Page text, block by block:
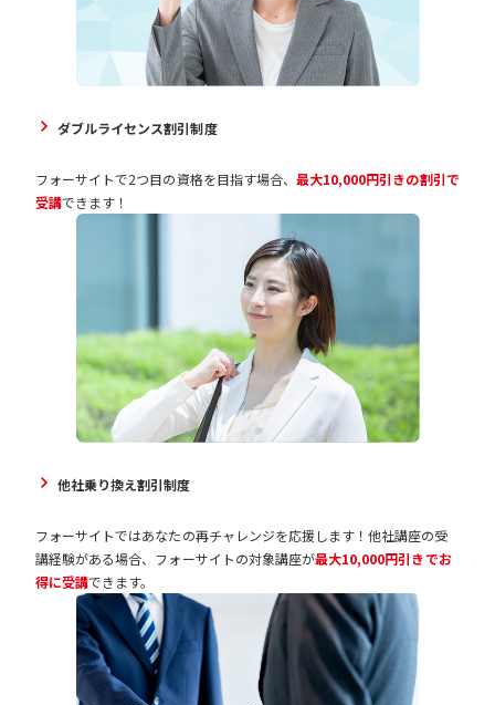
ダブルライセンス割引制度
フォーサイトで2つ目の資格を目指す場合、 最大10,000円引きの割引で
受講できます！
他社乗り換え割引制度
フォーサイトではあなたの再チャレンジを応援します！他社講座の受
講経験がある場合、フォーサイトの対象講座が最大10,000円引きでお
得に受講できます。